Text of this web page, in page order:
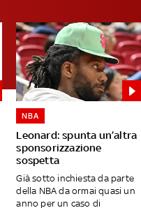
Leonard: spunta un’altra
sponsorizzazione
sospetta
NBA
Già sotto inchiesta da parte
della NBA da ormai quasi un
anno per un caso di